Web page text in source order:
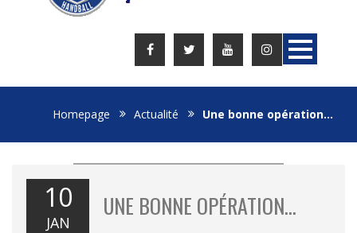
Homepage Actualité Une bonne opération…
10
JAN
UNE BONNE OPÉRATION…